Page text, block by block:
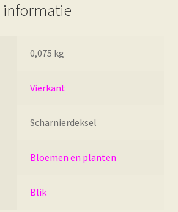
0,075 kg
Vierkant
Scharnierdeksel
Bloemen en planten
Blik